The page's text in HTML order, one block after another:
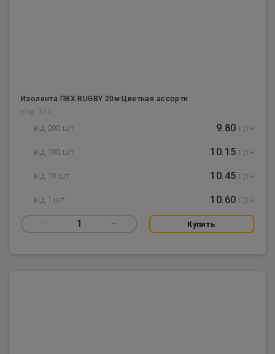
Изолента ПВХ RUGBY 20м Цветная ассорти
Код: 375
від 200 шт 9.80 грн
від 100 шт 10.15 грн
від 10 шт 10.45 грн
від 1 шт 10.60 грн
– 1 + Купить